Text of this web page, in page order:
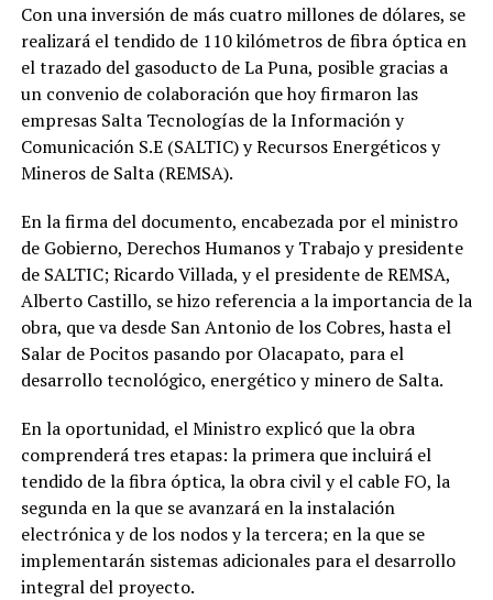
Con una inversión de más cuatro millones de dólares, se
realizará el tendido de 110 kilómetros de fibra óptica en
el trazado del gasoducto de La Puna, posible gracias a
un convenio de colaboración que hoy firmaron las
empresas Salta Tecnologías de la Información y
Comunicación S.E (SALTIC) y Recursos Energéticos y
Mineros de Salta (REMSA).
En la firma del documento, encabezada por el ministro
de Gobierno, Derechos Humanos y Trabajo y presidente
de SALTIC; Ricardo Villada, y el presidente de REMSA,
Alberto Castillo, se hizo referencia a la importancia de la
obra, que va desde San Antonio de los Cobres, hasta el
Salar de Pocitos pasando por Olacapato, para el
desarrollo tecnológico, energético y minero de Salta.
En la oportunidad, el Ministro explicó que la obra
comprenderá tres etapas: la primera que incluirá el
tendido de la fibra óptica, la obra civil y el cable FO, la
segunda en la que se avanzará en la instalación
electrónica y de los nodos y la tercera; en la que se
implementarán sistemas adicionales para el desarrollo
integral del proyecto.